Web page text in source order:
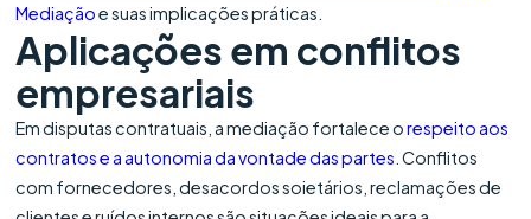
Mediaçãoe suas implicações práticas.
Aplicações em conflitos
empresariais
Em disputas contratuais, a mediação fortalece orespeito aos
contratos e a autonomia da vontade das partes . Conflitos
com fornecedores, desacordos soietários, reclamações de